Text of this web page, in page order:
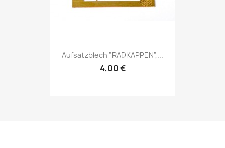
Aufsatzblech "RADKAPPEN",...
4,00 €